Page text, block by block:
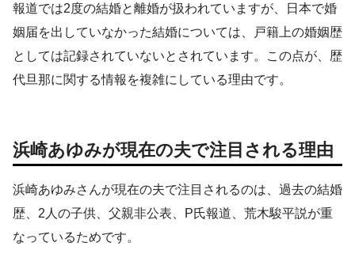
報道では2度の結婚と離婚が扱われていますが、日本で婚
姻届を出していなかった結婚については、戸籍上の婚姻歴
としては記録されていないとされています。この点が、歴
代旦那に関する情報を複雑にしている理由です。
浜崎あゆみが現在の夫で注目される理由
浜崎あゆみさんが現在の夫で注目されるのは、過去の結婚
歴、2人の子供、父親非公表、P氏報道、荒木駿平説が重
なっているためです。